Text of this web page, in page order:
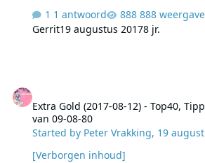
1 antwoord
888
Gerrit19 augustus 20178 jr.
Extra Gold (2017-08-12) - Top40,
van 09-08-80
Started by Peter Vrakking, 19
[Verborgen inhoud]